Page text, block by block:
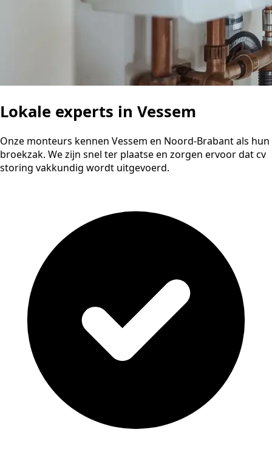
Lokale experts in Vessem
Onze monteurs kennen Vessem en Noord-Brabant als hun
broekzak. We zijn snel ter plaatse en zorgen ervoor dat cv
storing vakkundig wordt uitgevoerd.